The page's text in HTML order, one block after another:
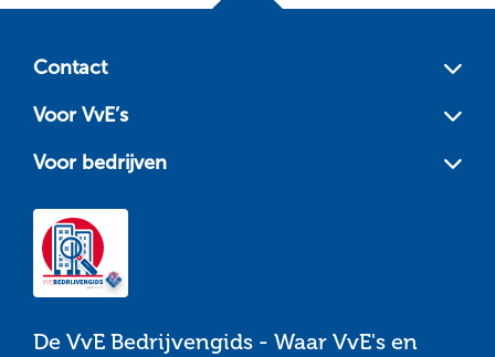
De VvE Bedrijvengids - Waar VvE's en
Voor bedrijven
Voor VvE’s
Contact